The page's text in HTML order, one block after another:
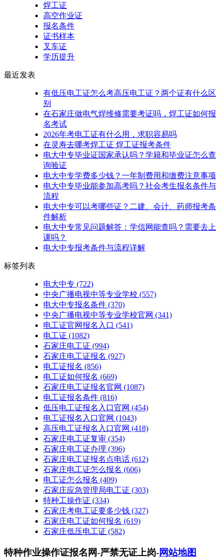
焊工证
高空作业证
报名条件
证书样本
叉车证
学历提升
最近发表
有低压电工证怎么考高压电工证？两个证有什么区
别
在石家庄做电气焊维修需要考证吗，焊工证如何报
名考试
2026年考电工证有什么用，求职容易吗
在灵寿去哪考焊工证 焊工证报考条件
电大中专毕业证国家承认吗？学籍和毕业证怎么查
询验证
电大中专学费多少钱？一年制费用和缴费注意事项
电大中专毕业能参加高考吗？社会考生报名条件与
流程
电大中专可以考哪些证？二建、会计、药师报考条
件解析
电大中专常见问题解答：学信网能查吗？需要去上
课吗？
电大中专报考条件与流程详解
标签列表
电大中专 (722)
中央广播电视中等专业学校 (557)
电大中专报名条件 (370)
中央广播电视中等专业学校官网 (341)
电工证官网报名入口 (541)
电工证 (1082)
石家庄电工证 (994)
石家庄电工证报名 (927)
电工证报名 (856)
电工证如何报名 (669)
石家庄电工证报名官网 (1087)
电工证报名条件 (816)
低压电工证报名入口官网 (454)
电工证报名入口官网 (1043)
高压电工证报名入口官网 (418)
石家庄电工证复审 (354)
石家庄电工证办理 (396)
石家庄电工证报名点电话 (612)
石家庄电工证怎么报名 (606)
电工证怎么报名 (409)
石家庄应急管理局电工证 (303)
特种工操作证 (334)
石家庄考电工证要多少钱 (327)
石家庄电工证如何报名 (619)
石家庄低压电工证 (582)
特种作业操作证报名网-严禁无证上岗-网站地图